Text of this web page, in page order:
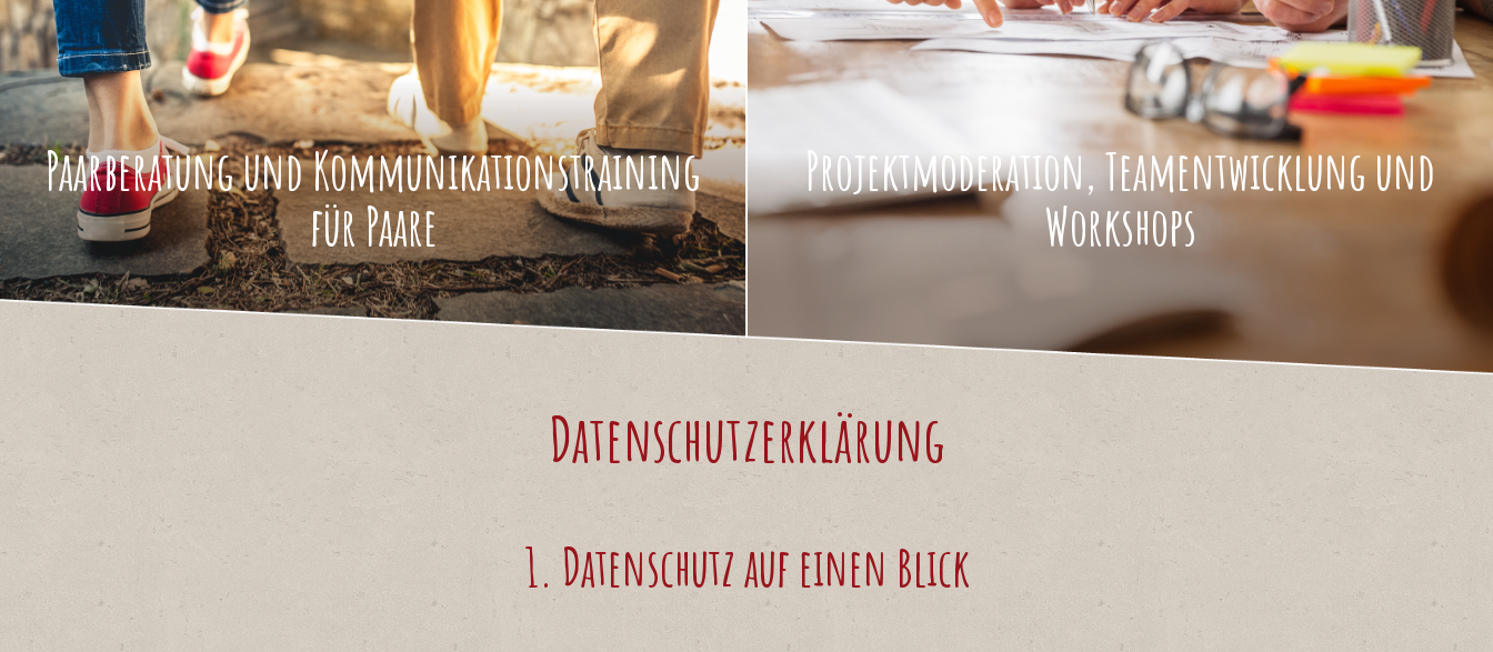
Paarberatung und Kommunikations­training
für Paare
Projektmoderation, Team­entwicklung und
Workshops
Datenschutzerklärung
1. Datenschutz auf einen Blick